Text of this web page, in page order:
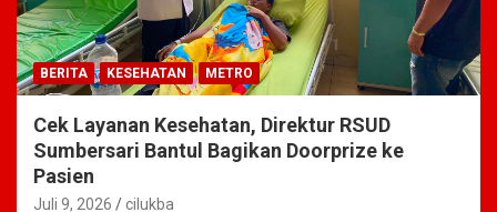
BERITA KESEHATAN METRO
Cek Layanan Kesehatan, Direktur RSUD
Sumbersari Bantul Bagikan Doorprize ke
Pasien
Juli 9, 2026 cilukba